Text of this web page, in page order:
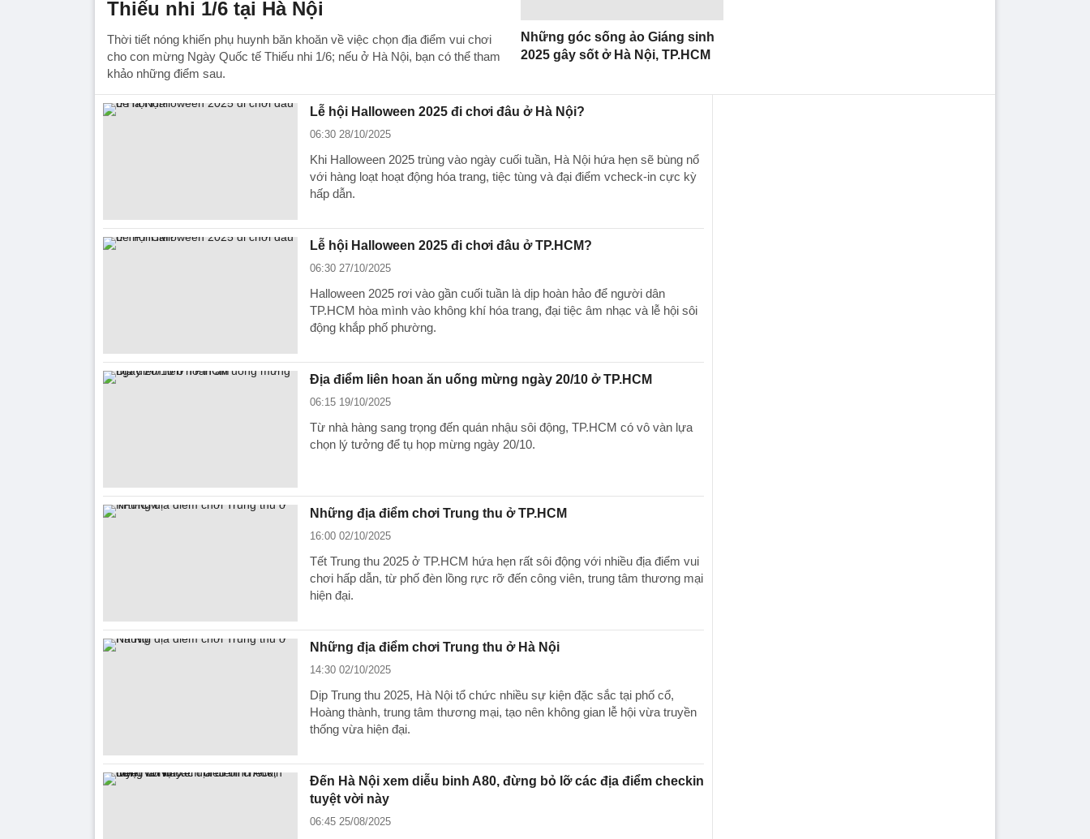
Thiếu nhi 1/6 tại Hà Nội
Thời tiết nóng khiến phụ huynh băn khoăn về việc chọn địa điểm vui chơi
cho con mừng Ngày Quốc tế Thiếu nhi 1/6; nếu ở Hà Nội, bạn có thể tham
khảo những điểm sau.
Những góc sống ảo Giáng sinh
2025 gây sốt ở Hà Nội, TP.HCM
Lễ hội Halloween 2025 đi chơi đâu ở Hà Nội?
06:30 28/10/2025
Khi Halloween 2025 trùng vào ngày cuối tuần, Hà Nội hứa hẹn sẽ bùng nổ
với hàng loạt hoạt động hóa trang, tiệc tùng và đại điểm vcheck-in cực kỳ
hấp dẫn.
Lễ hội Halloween 2025 đi chơi đâu ở TP.HCM?
06:30 27/10/2025
Halloween 2025 rơi vào gần cuối tuần là dịp hoàn hảo để người dân
TP.HCM hòa mình vào không khí hóa trang, đại tiệc âm nhạc và lễ hội sôi
động khắp phố phường.
Địa điểm liên hoan ăn uống mừng ngày 20/10 ở TP.HCM
06:15 19/10/2025
Từ nhà hàng sang trọng đến quán nhậu sôi động, TP.HCM có vô vàn lựa
chọn lý tưởng để tụ họp mừng ngày 20/10.
Những địa điểm chơi Trung thu ở TP.HCM
16:00 02/10/2025
Tết Trung thu 2025 ở TP.HCM hứa hẹn rất sôi động với nhiều địa điểm vui
chơi hấp dẫn, từ phố đèn lồng rực rỡ đến công viên, trung tâm thương mại
hiện đại.
Những địa điểm chơi Trung thu ở Hà Nội
14:30 02/10/2025
Dịp Trung thu 2025, Hà Nội tổ chức nhiều sự kiện đặc sắc tại phố cổ,
Hoàng thành, trung tâm thương mại, tạo nên không gian lễ hội vừa truyền
thống vừa hiện đại.
Đến Hà Nội xem diễu binh A80, đừng bỏ lỡ các địa điểm checkin
tuyệt vời này
06:45 25/08/2025